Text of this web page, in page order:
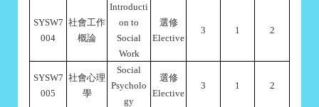
SYSW7
004
社會工作
概論
Introducti
on to
Social
Work
選修
Elective
3 1 2
SYSW7
005
社會心理
學
Social
Psycholo
gy
選修
Elective
3 1 2